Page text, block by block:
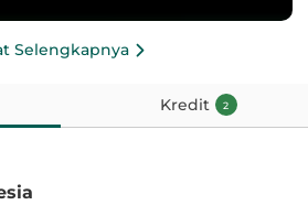
Selengkapnya
Kredit 2